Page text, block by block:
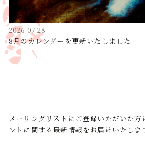
2026.07.28
8月のカレンダーを更新いたしました
メーリングリストにご登録いただいた方
ントに関する最新情報をお届けいたしま